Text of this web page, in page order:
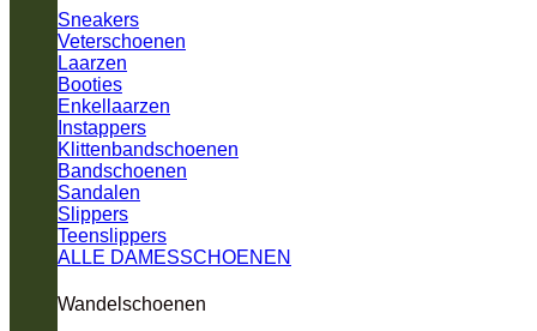
Sneakers
Veterschoenen
Laarzen
Booties
Enkellaarzen
Instappers
Klittenbandschoenen
Bandschoenen
Sandalen
Slippers
Teenslippers
ALLE DAMESSCHOENEN
Wandelschoenen